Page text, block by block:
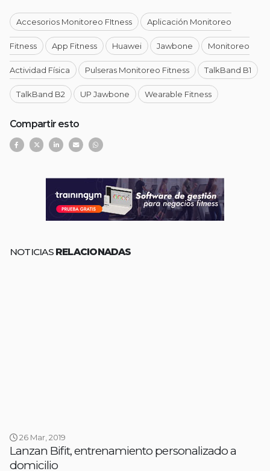
Accesorios Monitoreo FItness Aplicación Monitoreo
Fitness App Fitness Huawei Jawbone Monitoreo
Actividad Física Pulseras Monitoreo Fitness TalkBand B1
TalkBand B2 UP Jawbone Wearable Fitness
Compartir esto
NOTICIAS RELACIONADAS
26 Mar, 2019
Lanzan Bifit, entrenamiento personalizado a
domicilio